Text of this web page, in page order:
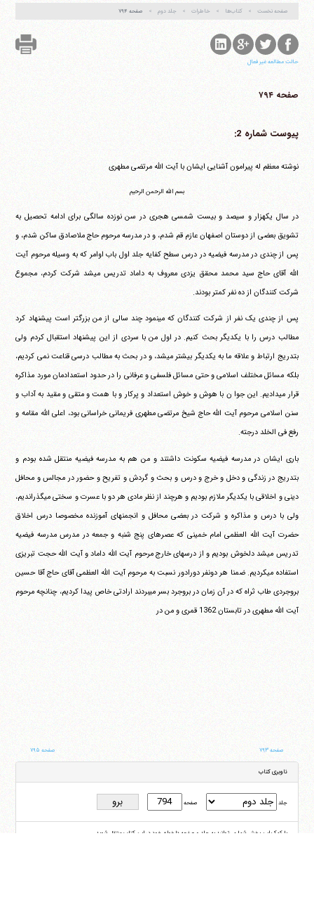
صفحه نخست
کتاب‌ها خاطرات جلد دوم صفحه ۷۹۴
حالت مطالعه غیر فعال
صفحه ۷۹۴
پیوست شماره 2:
نوشته معظم له پیرامون آشنایی ایشان با آیت الله مرتضی مطهری
بسم الله الرحمن الرحیم
در سال یکهزار و سیصد و بیست شمسی هجری در سن نوزده سالگی برای ادامه تحصیل به
تشویق بعضی از دوستان اصفهان عازم قم شدم، و در مدرسه مرحوم حاج ملاصادق ساکن شدم، و
پس از چندی در مدرسه فیضیه در درس سطح کفایه جلد اول باب اوامر که به وسیله مرحوم آیت
الله آقای حاج سید محمد محقق یزدی معروف به داماد تدریس می‎شد شرکت کردم، مجموع
شرکت کنندگان از ده نفر کمتر بودند.
پس از چندی یک نفر از شرکت کنندگان که می‎نمود چند سالی از من بزرگتر است پیشنهاد کرد
مطالب درس را با یکدیگر بحث کنیم. در اول من با سردی از این پیشنهاد استقبال کردم ولی
بتدریج ارتباط و علاقه ما به یکدیگر بیشتر می‎شد، و در بحث به مطالب درسی قناعت نمی کردیم،
بلکه مسائل مختلف اسلامی و حتی مسائل فلسفی و عرفانی را در حدود استعدادمان مورد مذاکره
قرار می‎دادیم. این جوا ن با هوش و خوش استعداد و پرکار و با همت و متقی و مقید به آداب و
سنن اسلامی مرحوم آیت الله حاج شیخ مرتضی مطهری فریمانی خراسانی بود، اعلی الله مقامه و
رفع فی الخلد درجته.
باری ایشان در مدرسه فیضیه سکونت داشتند و من هم به مدرسه فیضیه منتقل شده بودم و
بتدریج در زندگی و دخل و خرج و درس و بحث و گردش و تفریح و حضور در مجالس و محافل
دینی و اخلاقی با یکدیگر ملازم بودیم و هرچند از نظر مادی هر دو با عسرت و سختی می‎گذراندیم،
ولی با درس و مذاکره و شرکت در بعضی محافل و انجمنهای آموزنده مخصوصا درس اخلاق
حضرت آیت الله العظمی امام خمینی که عصرهای پنج شنبه و جمعه در مدرس مدرسه فیضیه
تدریس می‎شد دلخوش بودیم و از درسهای خارج مرحوم آیت الله داماد و آیت الله حجت تبریزی
استفاده می‎کردیم. ضمنا هر دونفر دورادور نسبت به مرحوم آیت الله العظمی آقای حاج آقا حسین
بروجردی طاب ثراه که در آن زمان در بروجرد بسر می‎بردند ارادتی خاص پیدا کردیم، چنانچه مرحوم
آیت الله مطهری در تابستان 1362 قمری و من در
صفحه ۷۹۳ صفحه ۷۹۵
ناوبری کتاب
جلد صفحه
با کمک این بخش شما می‌توانید به جلد و صفحه دلخواه خود در این کتاب منتقل شوید